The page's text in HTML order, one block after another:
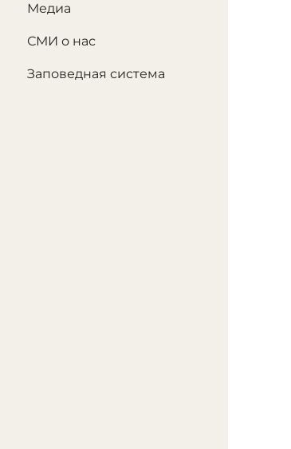
Медиа
СМИ о нас
Заповедная система